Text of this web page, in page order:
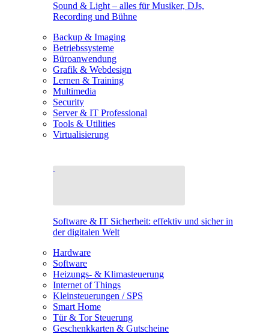
Sound & Light – alles für Musiker, DJs,
Recording und Bühne
Backup & Imaging
Betriebssysteme
Büroanwendung
Grafik & Webdesign
Lernen & Training
Multimedia
Security
Server & IT Professional
Tools & Utilities
Virtualisierung
Software & IT Sicherheit: effektiv und sicher in
der digitalen Welt
Hardware
Software
Heizungs- & Klimasteuerung
Internet of Things
Kleinsteuerungen / SPS
Smart Home
Tür & Tor Steuerung
Geschenkkarten & Gutscheine